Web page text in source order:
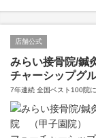
店舗公式
みらい接骨院/
チャーシップグ
7年連続 全国ベスト100院